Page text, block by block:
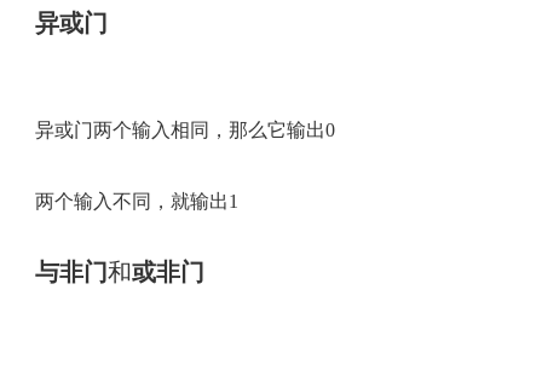
异或门
异或门两个输入相同，那么它输出0
两个输入不同，就输出1
与非门和或非门